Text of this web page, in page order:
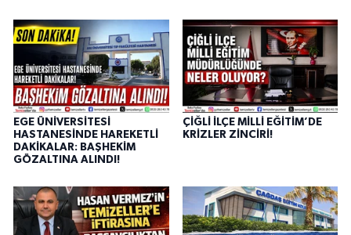
EGE ÜNİVERSİTESİ
HASTANESİNDE HAREKETLİ
DAKİKALAR: BAŞHEKİM
GÖZALTINA ALINDI!
ÇİĞLİ İLÇE MİLLİ EĞİTİM’DE
KRİZLER ZİNCİRİ!